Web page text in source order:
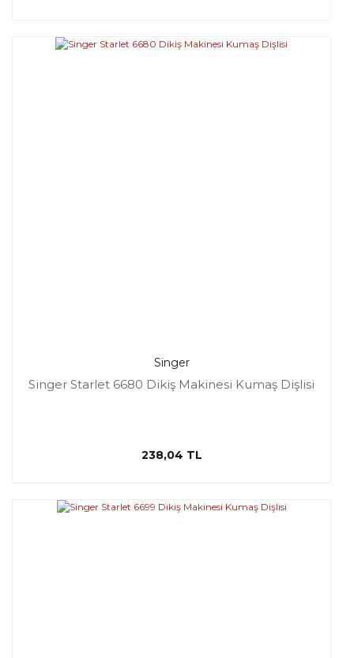
Singer
Singer Starlet 6680 Dikiş Makinesi Kumaş Dişlisi
238,04 TL